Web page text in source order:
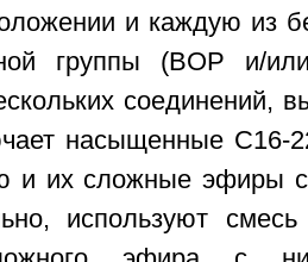
и каждую из
группы (BOP и/
соединений,
насыщенные C16-
и их сложные эфиры
используют